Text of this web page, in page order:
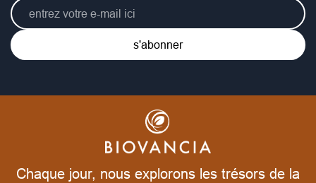
s'abonner
Chaque jour, nous explorons les trésors de la